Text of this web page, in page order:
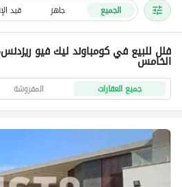
الجميع جاهز قيد
فلل للبيع في كومباوند ليك فيو
الخامس
جميع العقارات المفروشة